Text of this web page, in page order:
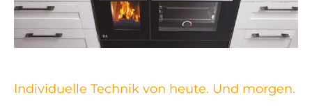
Individuelle Technik von heute. Und morgen.